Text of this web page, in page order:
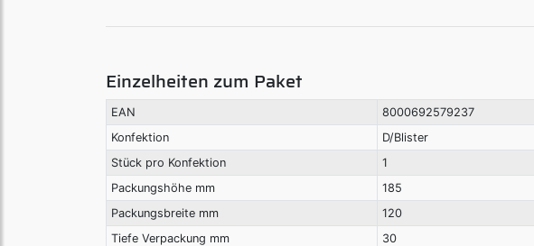
Einzelheiten zum Paket
EAN
8000692579237
Konfektion
D/Blister
Stück pro Konfektion
1
Packungshöhe mm
185
Packungsbreite mm
120
Tiefe Verpackung mm
30